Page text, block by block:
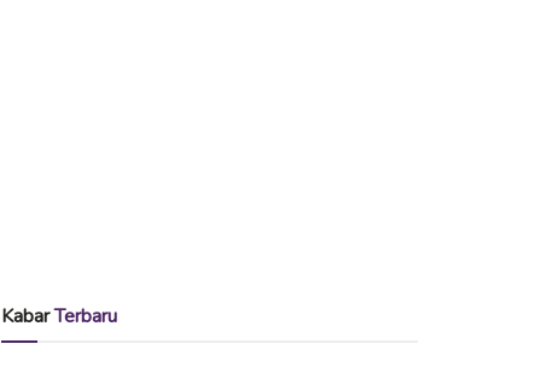
KabarTerbaru